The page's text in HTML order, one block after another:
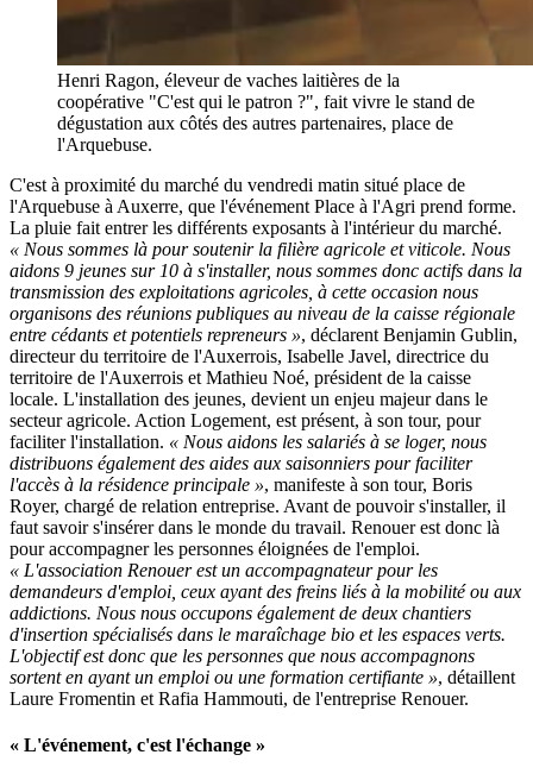
Henri Ragon, éleveur de vaches laitières de la
coopérative "C'est qui le patron ?", fait vivre le stand de
dégustation aux côtés des autres partenaires, place de
l'Arquebuse.
C'est à proximité du marché du vendredi matin situé place de
l'Arquebuse à Auxerre, que l'événement Place à l'Agri prend forme.
La pluie fait entrer les différents exposants à l'intérieur du marché.
« Nous sommes là pour soutenir la filière agricole et viticole. Nous
aidons 9 jeunes sur 10 à s'installer, nous sommes donc actifs dans la
transmission des exploitations agricoles, à cette occasion nous
organisons des réunions publiques au niveau de la caisse régionale
entre cédants et potentiels repreneurs », déclarent Benjamin Gublin,
directeur du territoire de l'Auxerrois, Isabelle Javel, directrice du
territoire de l'Auxerrois et Mathieu Noé, président de la caisse
locale. L'installation des jeunes, devient un enjeu majeur dans le
secteur agricole. Action Logement, est présent, à son tour, pour
faciliter l'installation. « Nous aidons les salariés à se loger, nous
distribuons également des aides aux saisonniers pour faciliter
l'accès à la résidence principale », manifeste à son tour, Boris
Royer, chargé de relation entreprise. Avant de pouvoir s'installer, il
faut savoir s'insérer dans le monde du travail. Renouer est donc là
pour accompagner les personnes éloignées de l'emploi.
« L'association Renouer est un accompagnateur pour les
demandeurs d'emploi, ceux ayant des freins liés à la mobilité ou aux
addictions. Nous nous occupons également de deux chantiers
d'insertion spécialisés dans le maraîchage bio et les espaces verts.
L'objectif est donc que les personnes que nous accompagnons
sortent en ayant un emploi ou une formation certifiante », détaillent
Laure Fromentin et Rafia Hammouti, de l'entreprise Renouer.
« L'événement, c'est l'échange »